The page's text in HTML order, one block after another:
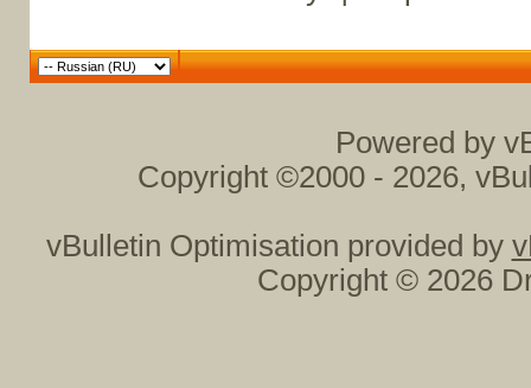
Powered by
Copyright ©2000 - 2026,
vBulletin Optimisation provided by
Copyright © 2026